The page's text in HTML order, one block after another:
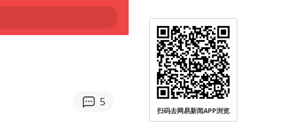
5
扫码去网易新闻APP浏览